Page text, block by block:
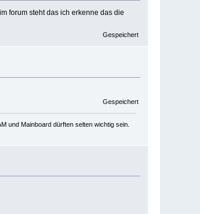
forum steht das ich erkenne das die
Gespeichert
Gespeichert
und Mainboard dürften selten wichtig sein.